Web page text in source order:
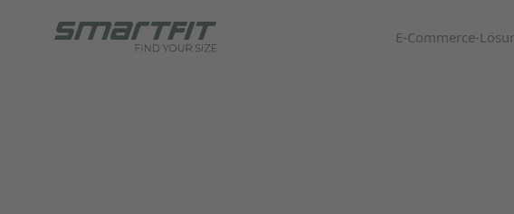
E-Commerce-